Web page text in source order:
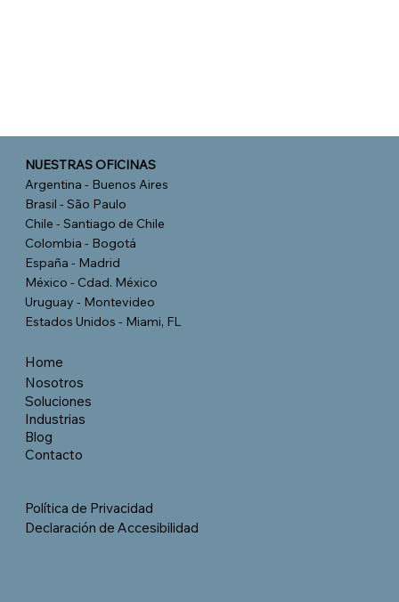
NUESTRAS OFICINAS
Argentina - Buenos Aires
Brasil - São Paulo
Chile - Santiago de Chile
Colombia - Bogotá
España - Madrid
México - Cdad. México
Uruguay - Montevideo
Estados Unidos - Miami, FL
Home
Nosotros
Soluciones
Industrias
Blog
Contacto
Política de Privacidad
Declaración de Accesibilidad